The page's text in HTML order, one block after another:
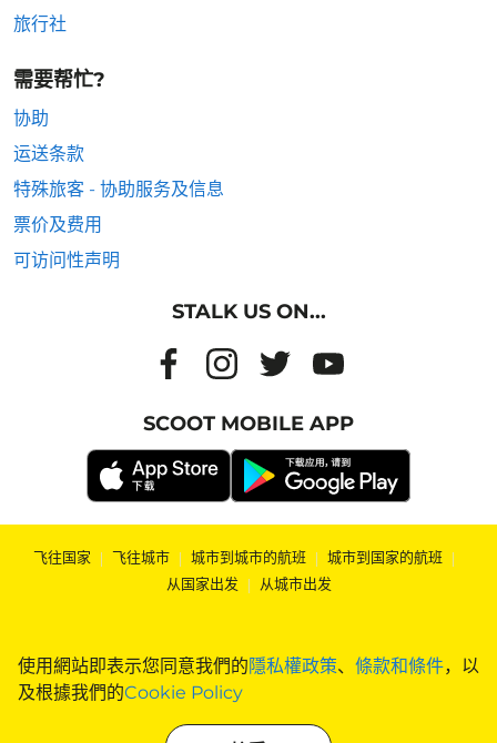
使用網站即表示您同意我們的隱私權政策、 條款和條件，以
及根據我們的Cookie Policy
旅行社
需要帮忙?
协助
运送条款
特殊旅客 - 协助服务及信息
票价及费用
可访问性声明
STALK US ON...
SCOOT MOBILE APP
飞往国家 | 飞往城市 | 城市到城市的航班 | 城市到国家的航班 |
从国家出发 | 从城市出发